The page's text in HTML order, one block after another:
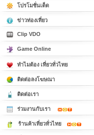
โปรโมชั่นเด็ด
ข่าวท่องเที่ยว
Clip VDO
Game Online
ทำไมต้อง เที่ยวทั่วไทย
ติดต่อลงโฆษณา
ติดต่อเรา
ร่วมงานกับเรา
ร้านค้าเที่ยวทั่วไทย